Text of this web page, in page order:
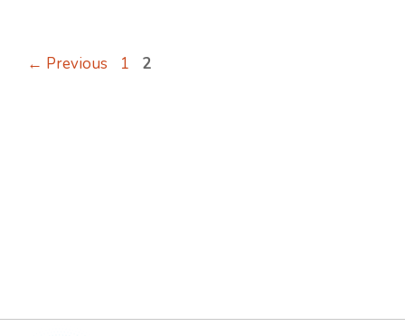
← Previous 1 2